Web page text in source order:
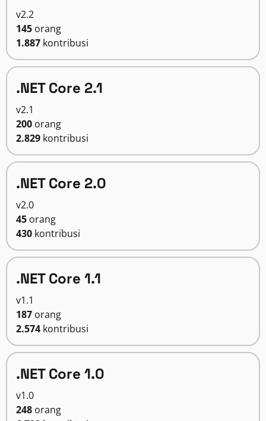
v2.2
145 orang
1.887 kontribusi
.NET Core 2.1
v2.1
200 orang
2.829 kontribusi
.NET Core 2.0
v2.0
45 orang
430 kontribusi
.NET Core 1.1
v1.1
187 orang
2.574 kontribusi
.NET Core 1.0
v1.0
248 orang